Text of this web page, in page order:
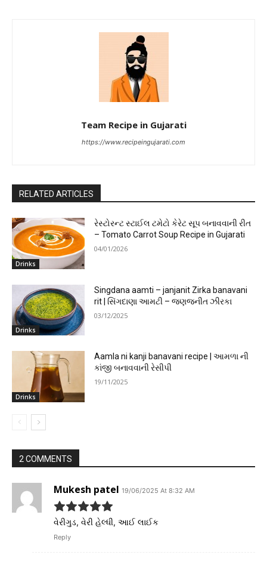
Team Recipe in Gujarati
https://www.recipeingujarati.com
RELATED ARTICLES
Drinks
રેસ્ટોરન્ટ સ્ટાઈલ ટમેટો કેરેટ સૂપ બનાવવાની રીત
– Tomato Carrot Soup Recipe in Gujarati
04/01/2026
Drinks
Singdana aamti – janjanit Zirka banavani
rit | સિંગદાણા આમટી – જણજનીત ઝીરકા
03/12/2025
Drinks
Aamla ni kanji banavani recipe | આમળા ની
કાંજી બનાવવાની રેસીપી
19/11/2025
2 COMMENTS
Mukesh patel 19/06/2025 At 8:32 AM
વેરીગુડ, વેરી હેલ્ધી, આઈ લાઈક
Reply